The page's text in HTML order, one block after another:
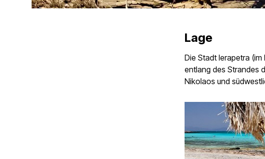
Lage
Die Stadt Ierapetra
entlang des Strandes
Nikolaos und